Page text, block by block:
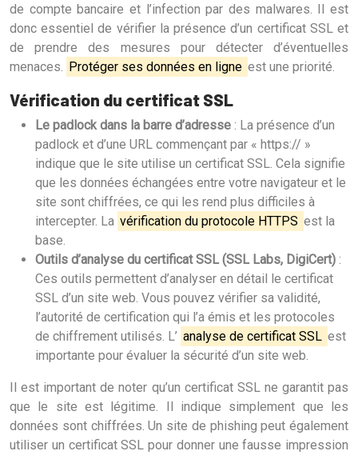
de compte bancaire et l’infection par des malwares. Il est
donc essentiel de vérifier la présence d’un certificat SSL et
de prendre des mesures pour détecter d’éventuelles
menaces.
Protéger ses données en ligne est une priorité.
Vérification du certificat SSL
Le padlock dans la barre d’adresse : La présence d’un
padlock et d’une URL commençant par « https:// »
indique que le site utilise un certificat SSL. Cela signifie
que les données échangées entre votre navigateur et le
site sont chiffrées, ce qui les rend plus difficiles à
intercepter. La vérification du protocole HTTPS est la
base.
Outils d’analyse du certificat SSL (SSL Labs, DigiCert) :
Ces outils permettent d’analyser en détail le certificat
SSL d’un site web. Vous pouvez vérifier sa validité,
l’autorité de certification qui l’a émis et les protocoles
de chiffrement utilisés. L’ analyse de certificat SSL est
importante pour évaluer la sécurité d’un site web.
Il est important de noter qu’un certificat SSL ne garantit pas
que le site est légitime. Il indique simplement que les
données sont chiffrées. Un site de phishing peut également
utiliser un certificat SSL pour donner une fausse impression